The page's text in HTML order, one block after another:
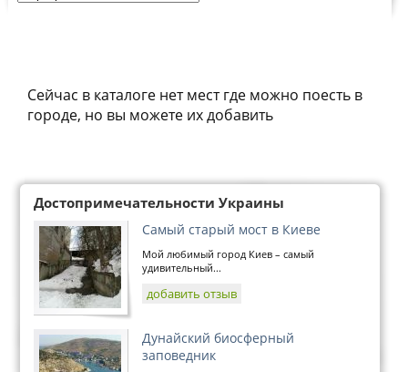
Сейчас в каталоге нет мест где можно поесть в
городе, но вы можете их добавить
Достопримечательности Украины
Самый старый мост в Киеве
Мой любимый город Киев – самый
удивительный...
добавить отзыв
Дунайский биосферный
заповедник